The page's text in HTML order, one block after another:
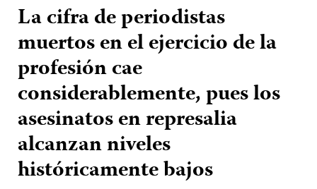
La cifra de periodistas
muertos en el ejercicio de la
profesión cae
considerablemente, pues los
asesinatos en represalia
alcanzan niveles
históricamente bajos